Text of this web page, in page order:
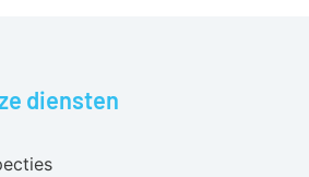
diensten